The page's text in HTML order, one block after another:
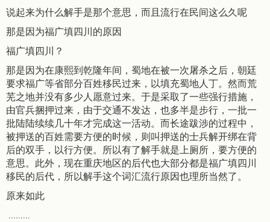
说起来为什么解手是那个意思，而且流行在民间这么久呢
那是因为福广填四川的原因
福广填四川？
那是因为在康熙到乾隆年间，蜀地在被一次屠杀之后，朝廷
要求福广等省部分百姓移民过来，以填充蜀地人丁。然而荒
芜之地并没有多少人愿意过来。于是采取了一些强行措施，
由官兵捆押过来，由于交通不发达，也多半是步行，一批一
批陆陆续续几十年才完成这一活动。而长途跋涉的过程中，
被押送的百姓需要方便的时候，则叫押送的士兵解开绑在背
后的双手，以行方便。所以有了解手就是上厕所，要方便的
意思。此外，现在重庆地区的后代也大部分都是福广填四川
移民的后代，所以解手这个词汇流行原因也理所当然了。
原来如此
.........